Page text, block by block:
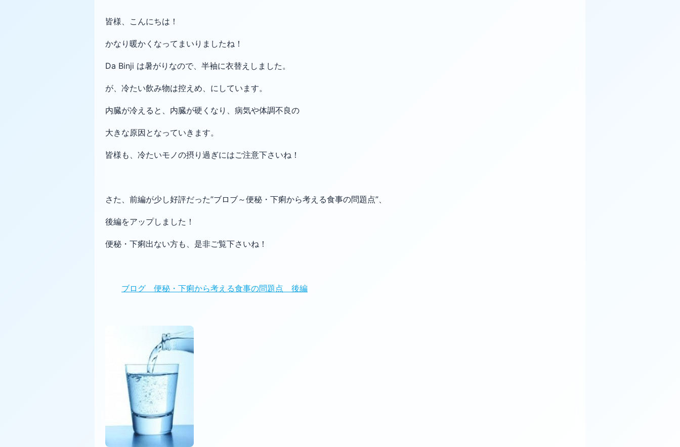
皆様、こんにちは！
かなり暖かくなってまいりましたね！
Da Binji は暑がりなので、半袖に衣替えしました。
が、冷たい飲み物は控えめ、にしています。
内臓が冷えると、内臓が硬くなり、病気や体調不良の
大きな原因となっていきます。
皆様も、冷たいモノの摂り過ぎにはご注意下さいね！
さた、前編が少し好評だった”ブロブ～便秘・下痢から考える食事の問題点”、
後編をアップしました！
便秘・下痢出ない方も、是非ご覧下さいね！
ブログ 便秘・下痢から考える食事の問題点 後編